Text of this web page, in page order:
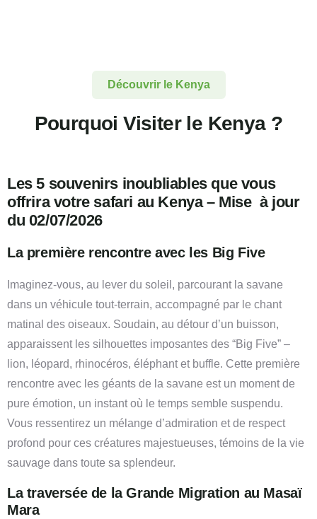
Découvrir le Kenya
Pourquoi Visiter le Kenya ?
Les 5 souvenirs inoubliables que vous
offrira votre safari au Kenya – Mise à jour
du 02/07/2026
La première rencontre avec les Big Five
Imaginez-vous, au lever du soleil, parcourant la savane
dans un véhicule tout-terrain, accompagné par le chant
matinal des oiseaux. Soudain, au détour d’un buisson,
apparaissent les silhouettes imposantes des “Big Five” –
lion, léopard, rhinocéros, éléphant et buffle. Cette première
rencontre avec les géants de la savane est un moment de
pure émotion, un instant où le temps semble suspendu.
Vous ressentirez un mélange d’admiration et de respect
profond pour ces créatures majestueuses, témoins de la vie
sauvage dans toute sa splendeur.
La traversée de la Grande Migration au Masaï
Mara